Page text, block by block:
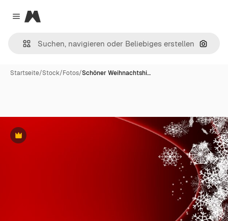
Close menu
Magnific
Nach
Startseite/Stock/Fotos/Schöner Weihnachtshi…
Premium